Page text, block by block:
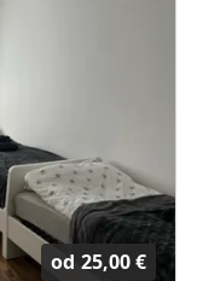
od 25,00 €